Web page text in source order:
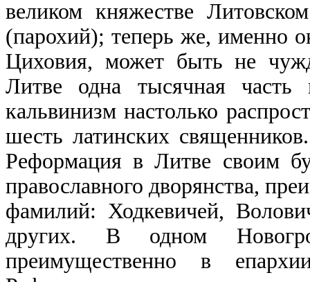
великом княжестве
(парохий); теперь же, именно
Циховия, может быть не
Литве одна тысячная
кальвинизм настолько
шесть латинских
Реформация в Литве своим
православного дворянства,
фамилий: Ходкевичей,
других. В одном
преимущественно в